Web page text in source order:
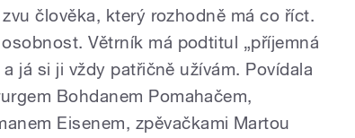
člověka, který rozhodně má co říct.
Větrník má podtitul „příjemná
já si ji vždy patřičně užívám. Povídala
Bohdanem Pomahačem,
Eisenem, zpěvačkami Martou